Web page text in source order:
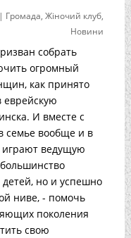
| Громада,Жіночий клуб,
Новини
собрать
огромный
как принято
еврейскую
И вместе с
семье вообще и в
играют ведущую
но и успешно
ниве, - помочь
поколения
свою